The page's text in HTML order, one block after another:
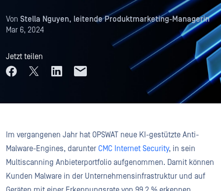
Von Stella Nguyen, leitende Produktmarketing-Managerin
Mar 6, 2024
Jetzt teilen
Im vergangenen Jahr hat OPSWAT neue KI-gestützte Anti-
Malware-Engines, darunter CMC Internet Security, in sein
Multiscanning Anbieterportfolio aufgenommen. Damit können
Kunden Malware in der Unternehmensinfrastruktur und auf